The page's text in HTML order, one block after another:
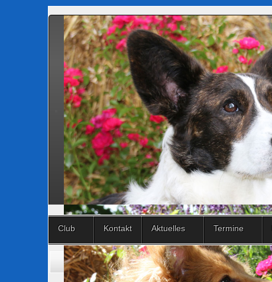
Club Kontakt Aktuelles Termine
Aktuelle Seite:Startseite Download Rassenspezifisches